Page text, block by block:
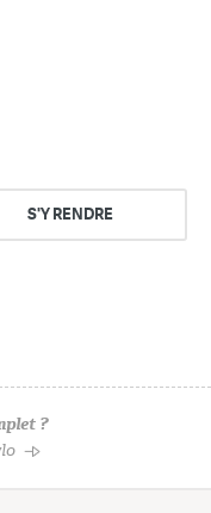
S'Y RENDRE
?